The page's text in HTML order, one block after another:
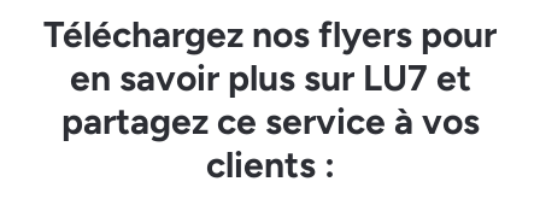
Téléchargez nos flyers pour
en savoir plus sur LU7 et
partagez ce service à vos
clients :